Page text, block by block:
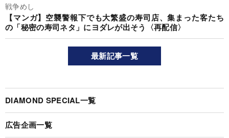
戦争めし
【マンガ】空襲警報下でも大繁盛の寿司店、集まった客たち
の「秘密の寿司ネタ」にヨダレが出そう〈再配信〉
最新記事一覧
DIAMOND SPECIAL一覧
広告企画一覧